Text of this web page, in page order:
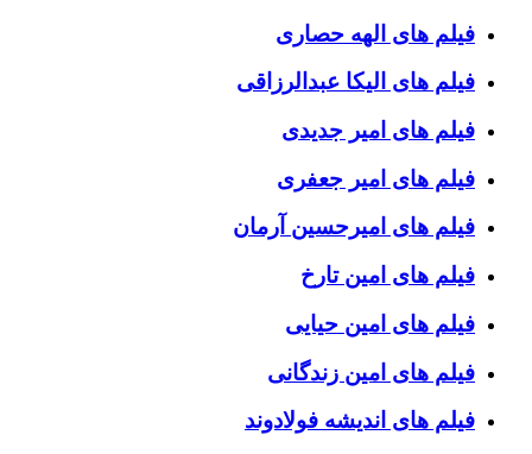
فیلم های الهه حصاری
فیلم های الیکا عبدالرزاقی
فیلم های امیر جدیدی
فیلم های امیر جعفری
فیلم های امیرحسین آرمان
فیلم های امین تارخ
فیلم های امین حیایی
فیلم های امین زندگانی
فیلم های اندیشه فولادوند